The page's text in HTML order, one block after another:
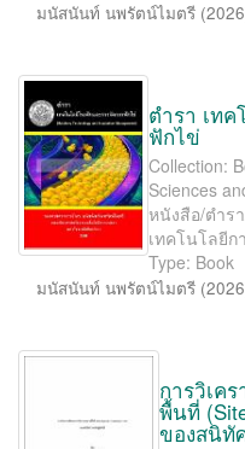
มนัสนันท์ นพรัตน์ไมตรี (2026
ตำรา เท
ฟักไข่
Collection:
Sciences
หนังสือ/ตำร
เทคโนโลยีก
Type: Book
มนัสนันท์ นพรัตน์ไมตรี (2026
การวิเค
พื้นที่
ของสนิทั